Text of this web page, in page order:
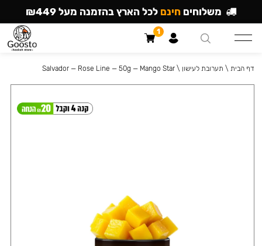
דף הבית \ תערובת לעישון \
Salvador — Rose Line — 50g — Mango Star
משלוחים חינם לכל הארץ בהזמנה מעל ₪449
1